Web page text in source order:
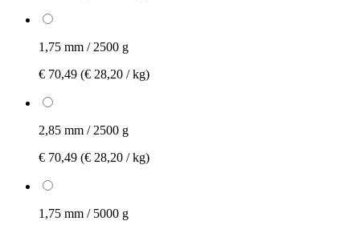
1,75 mm / 2500 g
€ 70,49 (€ 28,20 / kg)
2,85 mm / 2500 g
€ 70,49 (€ 28,20 / kg)
1,75 mm / 5000 g